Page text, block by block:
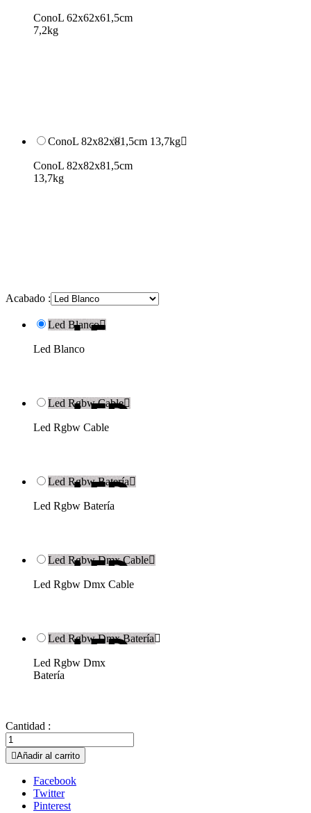
ConoL 62x62x61,5cm
7,2kg
ConoL 82x82x81,5cm 13,7kg
ConoL 82x82x81,5cm
13,7kg
Acabado :
Led Blanco
Led Blanco
Led Rgbw Cable
Led Rgbw Cable
Led Rgbw Batería
Led Rgbw Batería
Led Rgbw Dmx Cable
Led Rgbw Dmx Cable
Led Rgbw Dmx Batería
Led Rgbw Dmx
Batería
Cantidad :
Añadir al carrito
Facebook
Twitter
Pinterest